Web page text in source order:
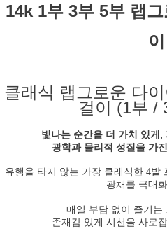
14k 1부 3부 5부 랩
이
클래식 랩그로운 다
걸이 (1부 /
빛나는 순간을 더 가치 있게,
광학과 물리적 성질을 가
유행을 타지 않는 가장 클래식한 4발
광채를 극대
매일 부담 없이 즐기는
존재감 있게 시선을 사로